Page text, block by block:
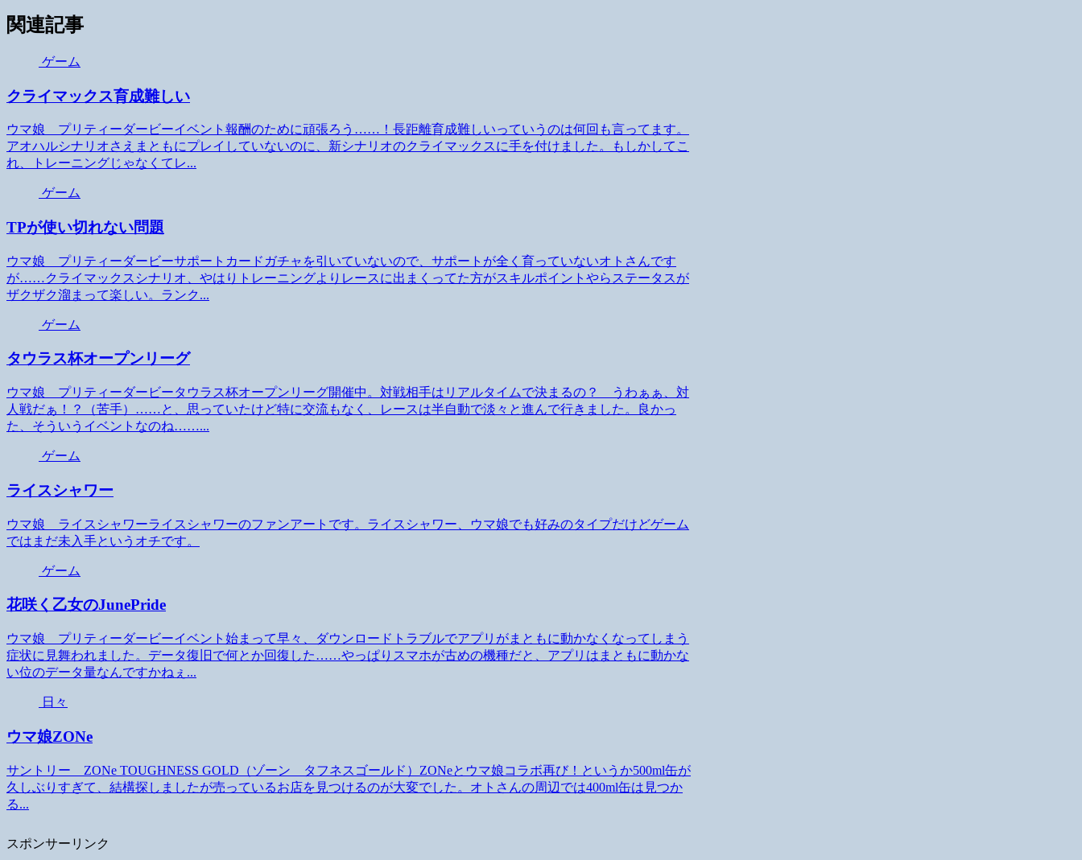
関連記事
ゲーム
クライマックス育成難しい
ウマ娘 プリティーダービーイベント報酬のために頑張ろう……！長距離育成難しいっていうのは何回も言ってます。
アオハルシナリオさえまともにプレイしていないのに、新シナリオのクライマックスに手を付けました。もしかしてこ
れ、トレーニングじゃなくてレ...
ゲーム
TPが使い切れない問題
ウマ娘 プリティーダービーサポートカードガチャを引いていないので、サポートが全く育っていないオトさんです
が……クライマックスシナリオ、やはりトレーニングよりレースに出まくってた方がスキルポイントやらステータスが
ザクザク溜まって楽しい。ランク...
ゲーム
タウラス杯オープンリーグ
ウマ娘 プリティーダービータウラス杯オープンリーグ開催中。対戦相手はリアルタイムで決まるの？ うわぁぁ、対
人戦だぁ！？（苦手）……と、思っていたけど特に交流もなく、レースは半自動で淡々と進んで行きました。良かっ
た、そういうイベントなのね……...
ゲーム
ライスシャワー
ウマ娘 ライスシャワーライスシャワーのファンアートです。ライスシャワー、ウマ娘でも好みのタイプだけどゲーム
ではまだ未入手というオチです。
ゲーム
花咲く乙女のJunePride
ウマ娘 プリティーダービーイベント始まって早々、ダウンロードトラブルでアプリがまともに動かなくなってしまう
症状に見舞われました。データ復旧で何とか回復した……やっぱりスマホが古めの機種だと、アプリはまともに動かな
い位のデータ量なんですかねぇ...
日々
ウマ娘ZONe
サントリー ZONe TOUGHNESS GOLD（ゾーン タフネスゴールド）ZONeとウマ娘コラボ再び！というか500ml缶が
久しぶりすぎて、結構探しましたが売っているお店を見つけるのが大変でした。オトさんの周辺では400ml缶は見つか
る...
スポンサーリンク